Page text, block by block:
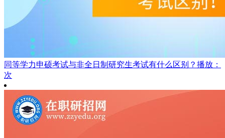
同等学力申硕考试与非全日制研究生考试有什么区别？ 播放：
次